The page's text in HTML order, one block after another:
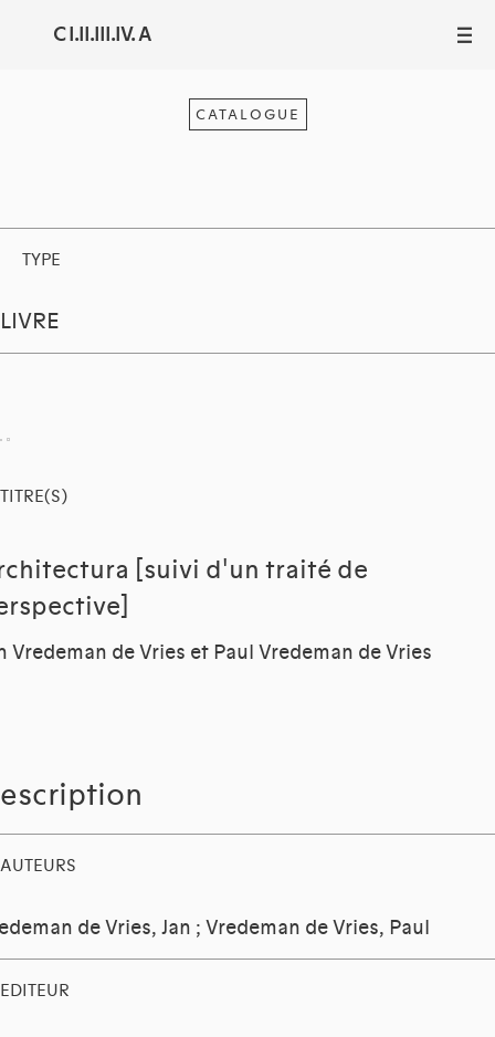
C I.II.III.IV. A III
CATALOGUE
TYPE
LIVRE
TITRE(S)
[suivi d'un traité de
Vredeman de Vries et Paul Vredeman de Vries
AUTEURS
de Vries, Jan ; Vredeman de Vries, Paul
EDITEUR